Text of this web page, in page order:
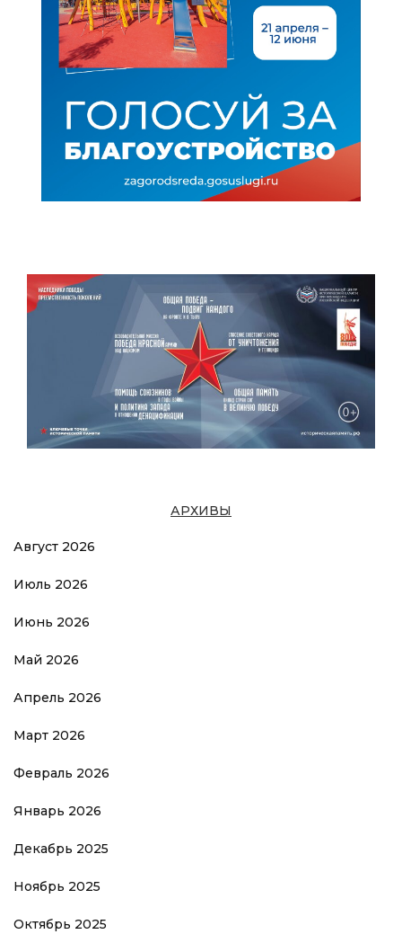
АРХИВЫ
Август 2026
Июль 2026
Июнь 2026
Май 2026
Апрель 2026
Март 2026
Февраль 2026
Январь 2026
Декабрь 2025
Ноябрь 2025
Октябрь 2025